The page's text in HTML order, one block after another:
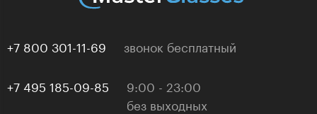
+7 800 301-11-69 звонок бесплатный
+7 495 185-09-85
9:00 - 23:00
без выходных